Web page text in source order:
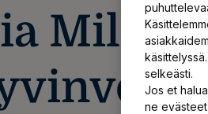
Mill
selkeästi.
Jos et
ne